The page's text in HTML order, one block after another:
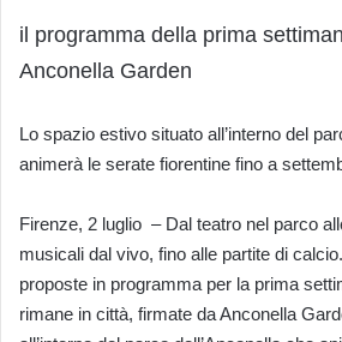
il programma della prima
Anconella Garden
Lo spazio estivo situato all’interno del
animerà le serate fiorentine fino a
Firenze, 2 luglio – Dal teatro nel parco
musicali dal vivo, fino alle partite di
proposte in programma per la prima
rimane in città, firmate da Anconella